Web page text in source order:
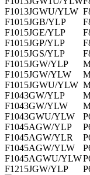
F1013JGWU/YLW
F1015JGB/YLP
F1015JGE/YLP
F1015JGP/YLP
F1015JGS/YLP
F1015JGW/YLP
F1015JGW/YLW
F1015JGWU/YLW
F1043GW/YLP
F1043GW/YLW
F1043GWU/YLW
F1045AGW/YLP
F1045AGW/YLR
F1045AGW/YLW
F1045AGWU/YLW
F1215JGW/YLP